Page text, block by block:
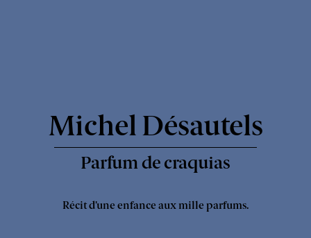
Michel Désautels-
Parfum de craquias
Récit d’une enfance aux mille parfums.